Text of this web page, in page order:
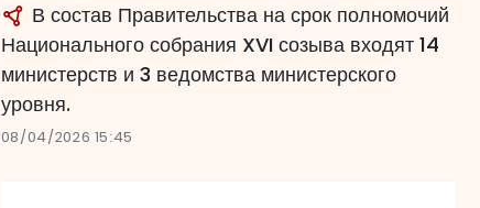
В состав Правительства на срок полномочий
Национального собрания XVI созыва входят 14
министерств и 3 ведомства министерского
уровня.
08/04/2026 15:45